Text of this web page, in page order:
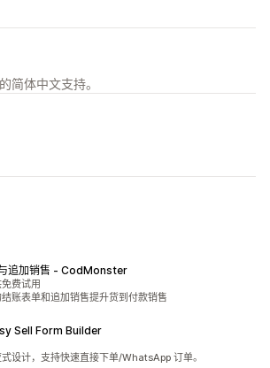
简体中文支持。
追加销售 ‑ CodMonster
）
费试用
账表单和追加销售提升货到付款销售
Sell Form Builder
设计，支持快速直接下单/WhatsApp 订单。